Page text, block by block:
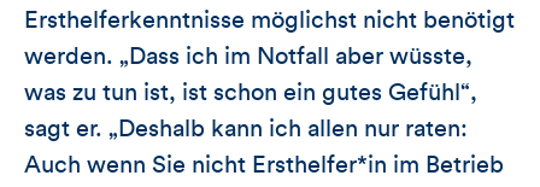
Ersthelferkenntnisse möglichst nicht benötigt
werden. „Dass ich im Notfall aber wüsste,
was zu tun ist, ist schon ein gutes Gefühl“,
sagt er. „Deshalb kann ich allen nur raten:
Auch wenn Sie nicht Ersthelfer*in im Betrieb